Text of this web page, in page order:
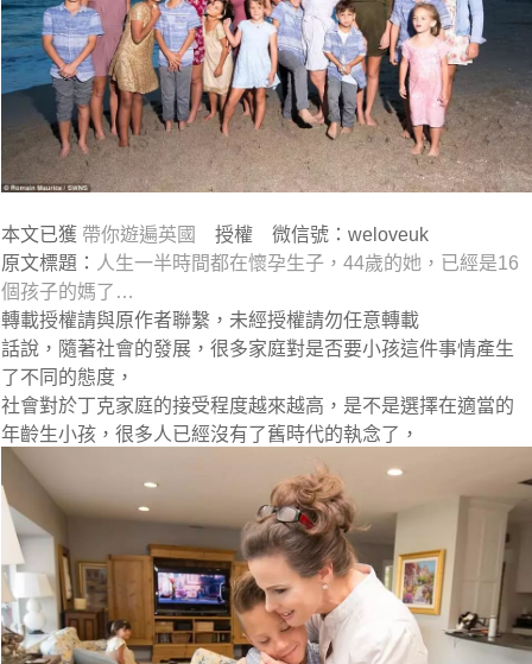
本文已獲 帶你遊遍英國
授權 微信號：weloveuk
原文標題： 人生一半時間都在懷孕生子，44歲的她，已經是16
個孩子的媽了…
轉載授權請與原作者聯繫，未經授權請勿任意轉載
話說，隨著社會的發展，很多家庭對是否要小孩這件事情產生
了不同的態度，
社會對於丁克家庭的接受程度越來越高，是不是選擇在適當的
年齡生小孩，很多人已經沒有了舊時代的執念了，